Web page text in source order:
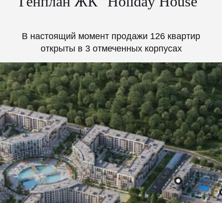
В настоящий момент продажи 126 квартир
открыты в 3 отмеченных корпусах